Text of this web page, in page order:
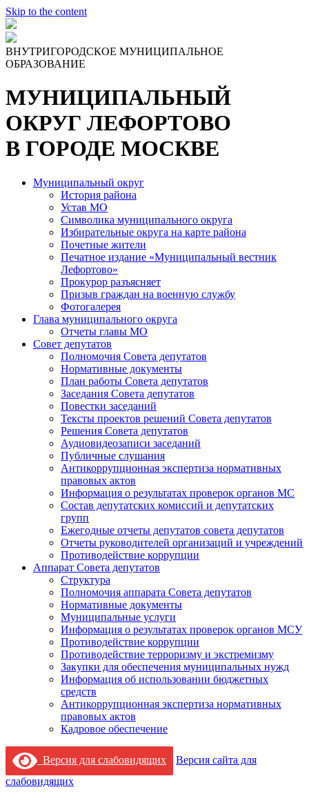
Skip to the content
ВНУТРИГОРОДСКОЕ МУНИЦИПАЛЬНОЕ
ОБРАЗОВАНИЕ
МУНИЦИПАЛЬНЫЙ
ОКРУГ ЛЕФОРТОВО
В ГОРОДЕ МОСКВЕ
Муниципальный округ
История района
Устав МО
Символика муниципального округа
Избирательные округа на карте района
Почетные жители
Печатное издание «Муниципальный вестник
Лефортово»
Прокурор разъясняет
Призыв граждан на военную службу
Фотогалерея
Глава муниципального округа
Отчеты главы МО
Совет депутатов
Полномочия Совета депутатов
Нормативные документы
План работы Совета депутатов
Заседания Cовета депутатов
Повестки заседаний
Тексты проектов решений Совета депутатов
Решения Совета депутатов
Аудиовидеозаписи заседаний
Публичные слушания
Антикоррупционная экспертиза нормативных
правовых актов
Информация о результатах проверок органов МС
Состав депутатских комиссий и депутатских
групп
Ежегодные отчеты депутатов совета депутатов
Отчеты руководителей организаций и учреждений
Противодействие коррупции
Аппарат Совета депутатов
Структура
Полномочия аппарата Совета депутатов
Нормативные документы
Муниципальные услуги
Информация о результатах проверок органов МСУ
Противодействие коррупции
Противодействие терроризму и экстремизму
Закупки для обеспечения муниципальных нужд
Информация об использовании бюджетных
средств
Антикоррупционная экспертиза нормативных
правовых актов
Кадровое обеспечение
Версия для слабовидящих
Версия сайта для
слабовидящих